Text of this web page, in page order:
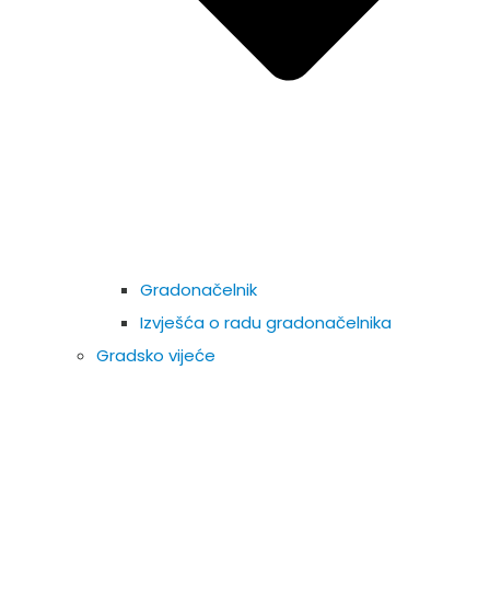
Gradonačelnik
Izvješća o radu gradonačelnika
Gradsko vijeće